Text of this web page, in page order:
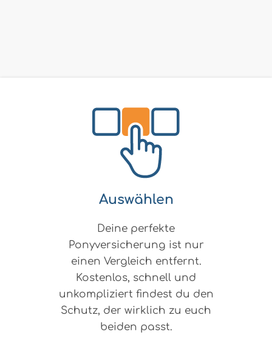
Auswählen
Deine perfekte
Ponyversicherung ist nur
einen Vergleich entfernt.
Kostenlos, schnell und
unkompliziert findest du den
Schutz, der wirklich zu euch
beiden passt.